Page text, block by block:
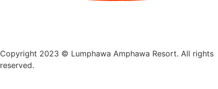
Copyright 2023 © Lumphawa Amphawa Resort. All rights
reserved.